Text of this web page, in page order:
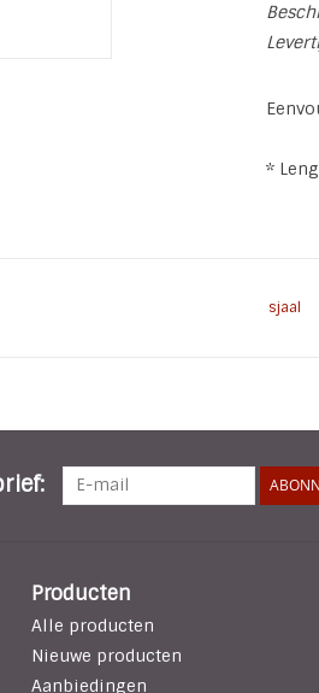
*
sjaal
Producten
Alle producten
Nieuwe producten
Aanbiedingen